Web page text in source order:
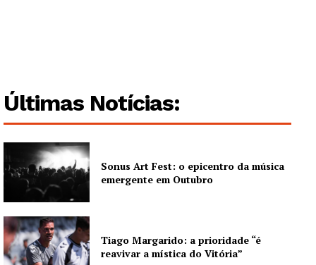
Institucional
Artigos
Edição Digital
Europa
Grande Entrevista
Publicidade
Últimas Notícias:
Sonus Art Fest: o epicentro da música
emergente em Outubro
Tiago Margarido: a prioridade “é
reavivar a mística do Vitória”